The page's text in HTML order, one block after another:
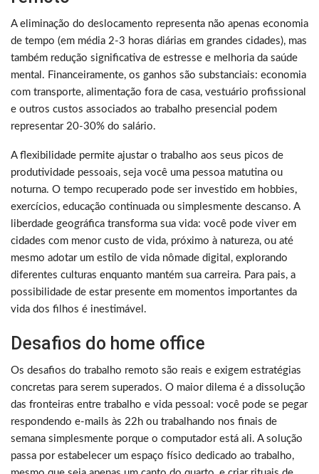
A eliminação do deslocamento representa não apenas economia
de tempo (em média 2-3 horas diárias em grandes cidades), mas
também redução significativa de estresse e melhoria da saúde
mental. Financeiramente, os ganhos são substanciais: economia
com transporte, alimentação fora de casa, vestuário profissional
e outros custos associados ao trabalho presencial podem
representar 20-30% do salário.
A flexibilidade permite ajustar o trabalho aos seus picos de
produtividade pessoais, seja você uma pessoa matutina ou
noturna. O tempo recuperado pode ser investido em hobbies,
exercícios, educação continuada ou simplesmente descanso. A
liberdade geográfica transforma sua vida: você pode viver em
cidades com menor custo de vida, próximo à natureza, ou até
mesmo adotar um estilo de vida nômade digital, explorando
diferentes culturas enquanto mantém sua carreira. Para pais, a
possibilidade de estar presente em momentos importantes da
vida dos filhos é inestimável.
Desafios do home office
Os desafios do trabalho remoto são reais e exigem estratégias
concretas para serem superados. O maior dilema é a dissolução
das fronteiras entre trabalho e vida pessoal: você pode se pegar
respondendo e-mails às 22h ou trabalhando nos finais de
semana simplesmente porque o computador está ali. A solução
passa por estabelecer um espaço físico dedicado ao trabalho,